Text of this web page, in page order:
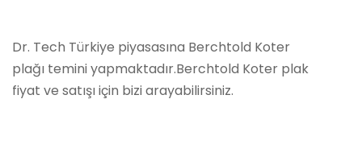
Dr. Tech Türkiye piyasasına Berchtold Koter
plağı temini yapmaktadır.Berchtold Koter plak
fiyat ve satışı için bizi arayabilirsiniz.